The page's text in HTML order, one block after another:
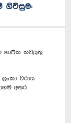
ගිවිසුම:
නාවික කටයුතු
වරාය
අතර